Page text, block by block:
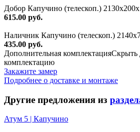
Добор Капучино (телескоп.)
615.00 руб.
Наличник Капучино (телескоп.)
435.00 руб.
Дополнительная комплектацияСкрыть
комплектацию
Закажите замер
Подробнее о доставке и монтаже
Другие предложения из
Атум 5 | Капучино